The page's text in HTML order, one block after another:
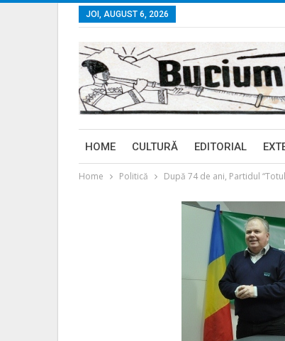
JOI, AUGUST 6, 2026
HOME CULTURĂ EDITORIAL
Home Politică După 74 de ani, Partidul